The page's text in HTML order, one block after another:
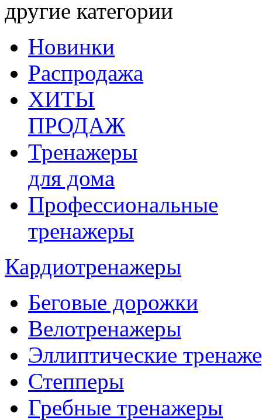
другие категории
Новинки
Распродажа
ХИТЫ
ПРОДАЖ
Тренажеры
для дома
Профессиональные
тренажеры
Кардиотренажеры
Беговые дорожки
Велотренажеры
Эллиптические
Степперы
Гребные тренажеры